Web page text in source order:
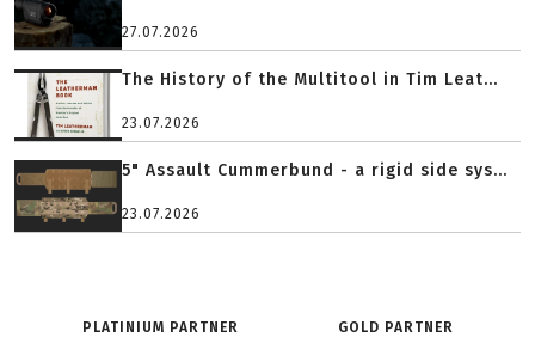
27.07.2026
The History of the Multitool in Tim Leat...
23.07.2026
5" Assault Cummerbund - a rigid side sys...
23.07.2026
PLATINIUM PARTNER GOLD PARTNER